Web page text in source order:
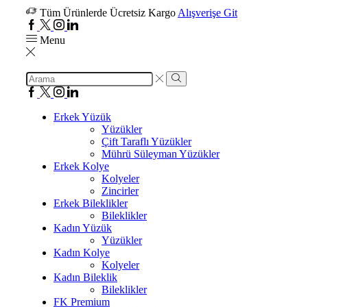
Tüm Ürünlerde Ücretsiz Kargo Alışverişe Git
Menu
Erkek Yüzük
Yüzükler
Çift Taraflı Yüzükler
Mührü Süleyman Yüzükler
Erkek Kolye
Kolyeler
Zincirler
Erkek Bileklikler
Bileklikler
Kadın Yüzük
Yüzükler
Kadın Kolye
Kolyeler
Kadın Bileklik
Bileklikler
FK Premium